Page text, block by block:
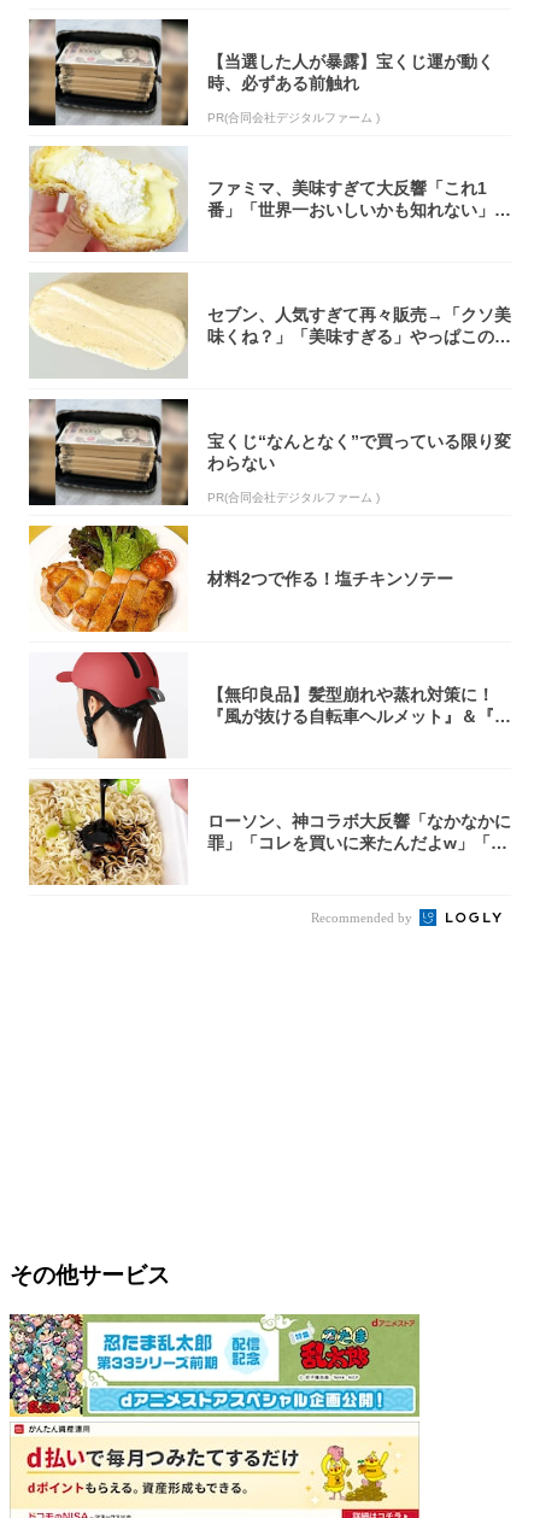
【当選した人が暴露】宝くじ運が動く
時、必ずある前触れ
PR(合同会社デジタルファーム )
ファミマ、美味すぎて大反響「これ1
番」「世界一おいしいかも知れない」
セブン、人気すぎて再々販売→「クソ美
味くね？」「美味すぎる」やっぱこのク
宝くじ“なんとなく”で買っている限り変
わらない
PR(合同会社デジタルファーム )
材料2つで作る！塩チキンソテー
【無印良品】髪型崩れや蒸れ対策に！
『風が抜ける自転車ヘルメット』＆『2
ローソン、神コラボ大反響「なかなかに
罪」「コレを買いに来たんだよw」「３
Recommended by
その他サービス